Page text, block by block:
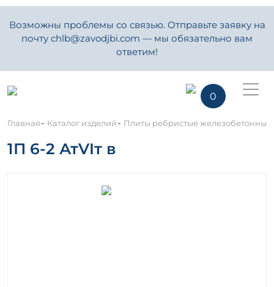
Возможны проблемы со связью. Отправьте заявку на
почту chlb@zavodjbi.com — мы обязательно вам
ответим!
0
Главная- Каталог изделий- Плиты ребристые железобетонные
1П 6-2 АтVIт в